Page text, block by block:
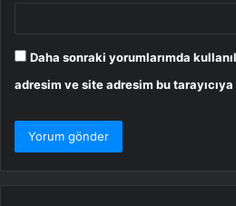
Daha sonraki yorumlarımda
adresim ve site adresim bu